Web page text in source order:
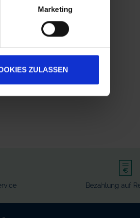
Marketing
ZULASSEN
Bezahlung auf